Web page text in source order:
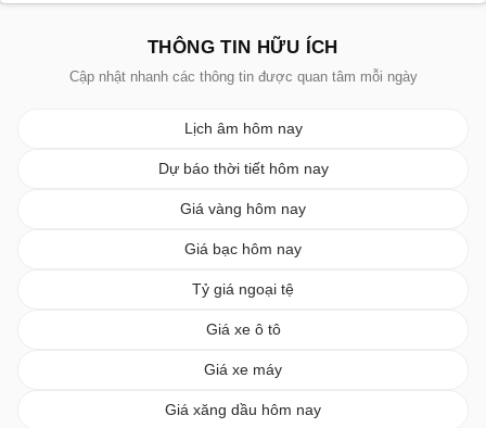
THÔNG TIN HỮU ÍCH
Cập nhật nhanh các thông tin được quan tâm mỗi ngày
Lịch âm hôm nay
Dự báo thời tiết hôm nay
Giá vàng hôm nay
Giá bạc hôm nay
Tỷ giá ngoại tệ
Giá xe ô tô
Giá xe máy
Giá xăng dầu hôm nay